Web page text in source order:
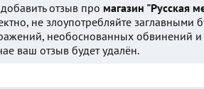
отзыв про магазин "Русская
не злоупотребляйте заглавными
необоснованных обвинений и
ваш отзыв будет удалён.